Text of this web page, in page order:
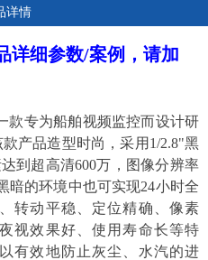
详情
详细参数/案例，请加
款专为船舶视频监控而设计研
款产品造型时尚，采用 1/2.8"黑
到超高清600万 ，图像分辨率
暗的环境中也可实现24小时全
转动平稳、定位精确
、像素
夜视效果好、使用寿命长等特
有效地防止灰尘、水汽的进